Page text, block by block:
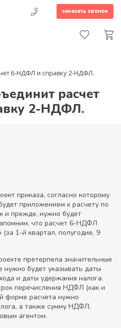
заказать звонок
6-НДФЛ и справку 2-НДФЛ.
расчет
2-НДФЛ.
приказа, согласно которому
приложением к расчету по
прежде, нужно будет
что расчет 6-НДФЛ
1-й квартал, полугодие, 9
претерпела значительные
нужно будет указывать даты
и даты удержания налога.
перечисления НДФЛ (как и
форме расчета нужно
а также сумму НДФЛ,
агентом.